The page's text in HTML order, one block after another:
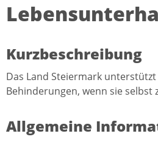
Kurzbeschreibung
Das Land Steiermark
Behinderungen, wenn sie selbst
Allgemeine